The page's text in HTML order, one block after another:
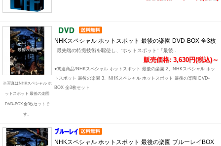
※写真はNHKスペシャル ホ
ットスポット 最後の楽園
DVD-BOX 全3枚セットで
す。
NHKスペシャル ホットスポット 最後の楽園 DVD-BOX 全3枚
最先端の特撮技術を駆使し、“ホットスポット”「最後..
販売価格: 3,630円(税込)～
●関連商品/NHKスペシャル ホットスポット 最後の楽園 2、NHKスペシャル ホッ
トスポット 最後の楽園 3、NHKスペシャル ホットスポット 最後の楽園 DVD-
BOX 全3枚セット
NHKスペシャル ホットスポット 最後の楽園 ブルーレイBOX